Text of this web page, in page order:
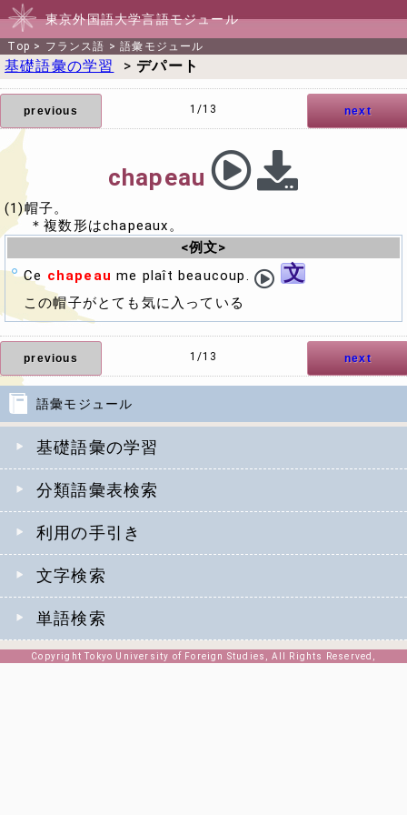
東京外国語大学言語モジュール
Top > フランス語 >語彙モジュール
語彙モジュール
基礎語彙の学習
分類語彙表検索
利用の手引き
文字検索
単語検索
基礎語彙の学習 > デパート
previous next
1/13
chapeau
(1)帽子。
＊複数形はchapeaux。
<例文>
Ce chapeau me plaît beaucoup. 文
この帽子がとても気に入っている
previous next
1/13
Copyright Tokyo University of Foreign Studies, All Rights Reserved,